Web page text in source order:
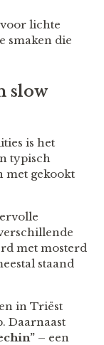
lichte
smaken die
slow
is het
typisch
met gekookt
met mosterd
staand
in Triëst
Daarnaast
– een